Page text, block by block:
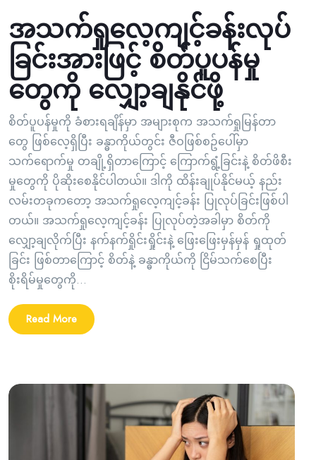
အသက်ရှုလေ့ကျင့်ခန်းလုပ်
ခြင်းအားဖြင့် စိတ်ပူပန်မှု
တွေကို လျှော့ချနိုင်ဖို့
စိတ်ပူပန်မှုကို ခံစားရချိန်မှာ အများစုက အသက်ရှုမြန်တာ
တွေ ဖြစ်လေ့ရှိပြီး ခန္ဓာကိုယ်တွင်း ဇီဝဖြစ်စဥ်ပေါ်မှာ
သက်ရောက်မှု တချို့ရှိတာကြောင့် ကြောက်ရွံ့ခြင်းနဲ့ စိတ်ဖိစီး
မှုတွေကို ပိုဆိုးစေနိုင်ပါတယ်။ ဒါကို ထိန်းချုပ်နိုင်မယ့် နည်း
လမ်းတခုကတော့ အသက်ရှုလေ့ကျင့်ခန်း ပြုလုပ်ခြင်းဖြစ်ပါ
တယ်။ အသက်ရှုလေ့ကျင့်ခန်း ပြုလုပ်တဲ့အခါမှာ စိတ်ကို
လျှော့ချလိုက်ပြီး နက်နက်ရှိုင်းရှိုင်းနဲ့ ဖြေးဖြေးမှန်မှန် ရှုထုတ်
ခြင်း ဖြစ်တာကြောင့် စိတ်နဲ့ ခန္ဓာကိုယ်ကို ငြိမ်သက်စေပြီး
စိုးရိမ်မှုတွေကို...
Read More